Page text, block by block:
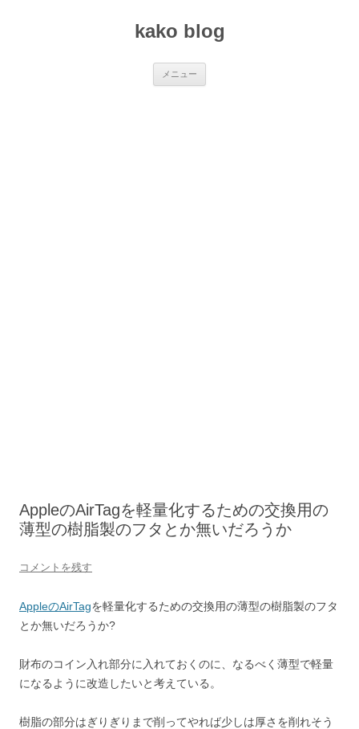
kako blog
メニュー
AppleのAirTagを軽量化するための交換用の
薄型の樹脂製のフタとか無いだろうか
コメントを残す
AppleのAirTagを軽量化するための交換用の薄型の樹脂製のフタ
とか無いだろうか?
財布のコイン入れ部分に入れておくのに、なるべく薄型で軽量
になるように改造したいと考えている。
樹脂の部分はぎりぎりまで削ってやれば少しは厚さを削れそう